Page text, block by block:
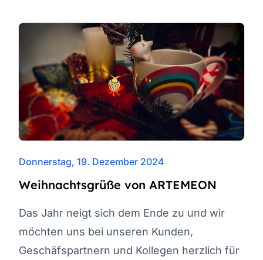
Donnerstag, 19. Dezember 2024
Weihnachtsgrüße von ARTEMEON
Das Jahr neigt sich dem Ende zu und wir
möchten uns bei unseren Kunden,
Geschäfspartnern und Kollegen herzlich für